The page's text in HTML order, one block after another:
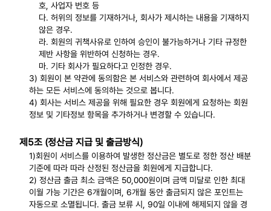
호, 사업자 번호 등
다. 허위의 정보를 기재하거나, 회사가 제시하는 내용을 기재하지
않은 경우.
라. 회원의 귀책사유로 인하여 승인이 불가능하거나 기타 규정한
제반 사항을 위반하여 신청하는 경우.
마. 기타 회사가 필요하다고 인정한 경우.
3) 회원이 본 약관에 동의함은 본 서비스와 관련하여 회사에서 제공
하는 모든 서비스에 동의하는 것으로 봅니다.
4) 회사는 서비스 제공을 위해 필요한 경우 회원에게 요청하는 회원
정보 및 기타정보 항목을 추가하거나 변경할 수 있습니다.
제5조 (정산금 지급 및 출금방식)
1)회원이 서비스를 이용하여 발생한 정산금은 별도로 정한 정산 배분
기준에 따라 따라 산정된 정산금을 회원에게 지급합니다.
2) 정산금 출금 최소 금액은 50,000원이며 금액 미달로 인한 최대
이월 가능 기간은 6개월이며, 6개월 동안 출금되지 않은 포인트는
자동으로 소멸됩니다. 출금 보류 시, 90일 이내에 해제되지 않을 경